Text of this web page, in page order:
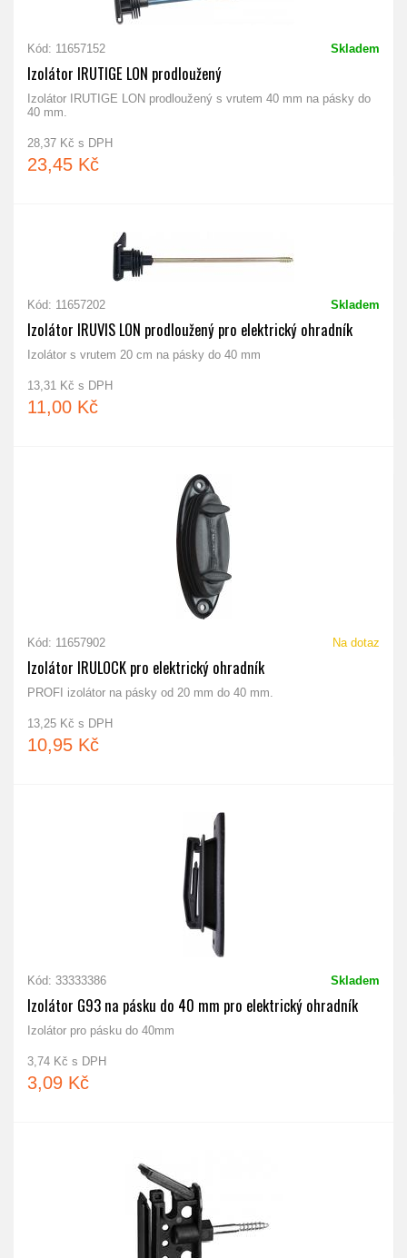
Kód: 11657152 Skladem
Izolátor IRUTIGE LON prodloužený
Izolátor IRUTIGE LON prodloužený s vrutem 40 mm na pásky do
40 mm.
28,37 Kč s DPH
23,45 Kč
Kód: 11657202 Skladem
Izolátor IRUVIS LON prodloužený pro elektrický ohradník
Izolátor s vrutem 20 cm na pásky do 40 mm
13,31 Kč s DPH
11,00 Kč
Kód: 11657902 Na dotaz
Izolátor IRULOCK pro elektrický ohradník
PROFI izolátor na pásky od 20 mm do 40 mm.
13,25 Kč s DPH
10,95 Kč
Kód: 33333386 Skladem
Izolátor G93 na pásku do 40 mm pro elektrický ohradník
Izolátor pro pásku do 40mm
3,74 Kč s DPH
3,09 Kč